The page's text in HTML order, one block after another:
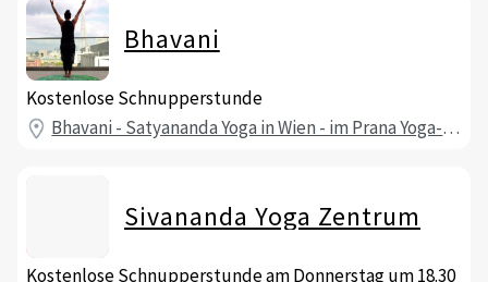
Bhavani
Kostenlose Schnupperstunde
Bhavani - Satyananda Yoga in Wien - im Prana Yoga-Studio 1070, Mariahilfer Straße, Wien, Österreich
Sivananda Yoga Zentrum
Kostenlose Schnupperstunde am Donnerstag um 18.30